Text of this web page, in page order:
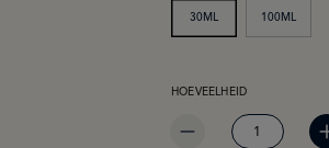
30ML 100ML
HOEVEELHEID